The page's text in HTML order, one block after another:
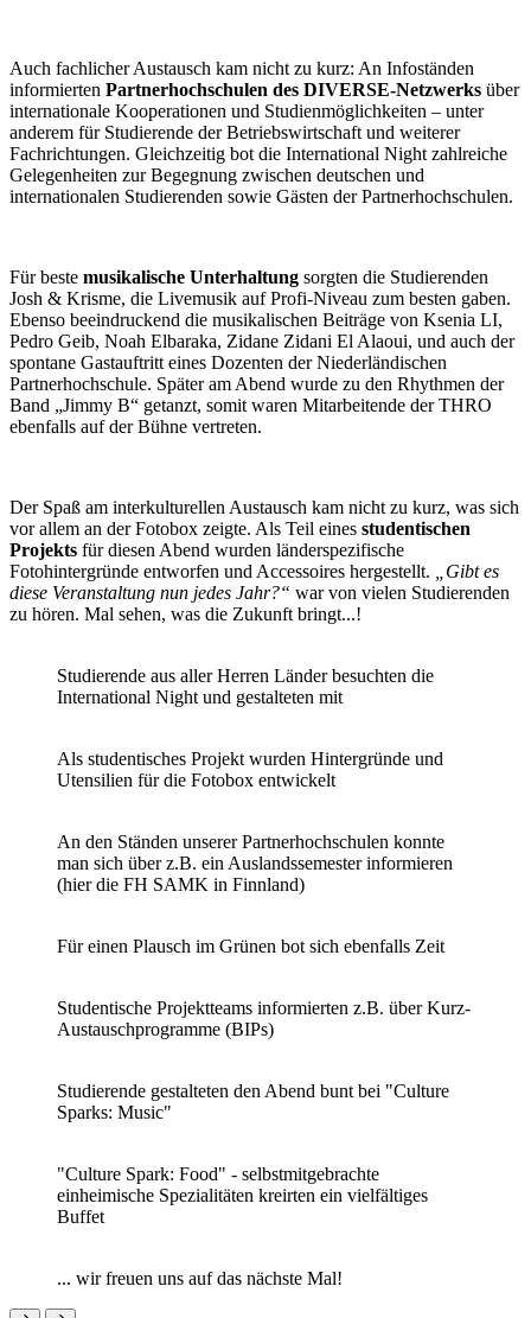
Auch fachlicher Austausch kam nicht zu kurz: An Infoständen
informierten Partnerhochschulen des DIVERSE-Netzwerks über
internationale Kooperationen und Studienmöglichkeiten – unter
anderem für Studierende der Betriebswirtschaft und weiterer
Fachrichtungen. Gleichzeitig bot die International Night zahlreiche
Gelegenheiten zur Begegnung zwischen deutschen und
internationalen Studierenden sowie Gästen der Partnerhochschulen.
Für beste musikalische Unterhaltung sorgten die Studierenden
Josh & Krisme, die Livemusik auf Profi-Niveau zum besten gaben.
Ebenso beeindruckend die musikalischen Beiträge von Ksenia LI,
Pedro Geib, Noah Elbaraka, Zidane Zidani El Alaoui, und auch der
spontane Gastauftritt eines Dozenten der Niederländischen
Partnerhochschule. Später am Abend wurde zu den Rhythmen der
Band „Jimmy B“ getanzt, somit waren Mitarbeitende der THRO
ebenfalls auf der Bühne vertreten.
Der Spaß am interkulturellen Austausch kam nicht zu kurz, was sich
vor allem an der Fotobox zeigte. Als Teil eines studentischen
Projekts für diesen Abend wurden länderspezifische
Fotohintergründe entworfen und Accessoires hergestellt. „Gibt es
diese Veranstaltung nun jedes Jahr?“ war von vielen Studierenden
zu hören. Mal sehen, was die Zukunft bringt...!
Studierende aus aller Herren Länder besuchten die
International Night und gestalteten mit
Als studentisches Projekt wurden Hintergründe und
Utensilien für die Fotobox entwickelt
An den Ständen unserer Partnerhochschulen konnte
man sich über z.B. ein Auslandssemester informieren
(hier die FH SAMK in Finnland)
Für einen Plausch im Grünen bot sich ebenfalls Zeit
Studentische Projektteams informierten z.B. über Kurz-
Austauschprogramme (BIPs)
Studierende gestalteten den Abend bunt bei "Culture
Sparks: Music"
"Culture Spark: Food" - selbstmitgebrachte
einheimische Spezialitäten kreirten ein vielfältiges
Buffet
... wir freuen uns auf das nächste Mal!